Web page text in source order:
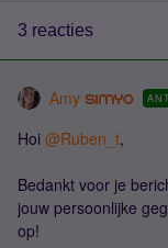
3 reacties
Amy
Hoi @Ruben_t,
Bedankt voor je
jouw persoonlijke
op!